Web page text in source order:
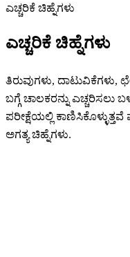
ಎಚ್ಚರಿಕೆ ಚಿಹ್ನೆಗಳು
ಎಚ್ಚರಿಕೆ ಚಿಹ್ನೆಗಳು
ತಿರುವುಗಳು, ದಾಟುವಿಕೆಗಳು,
ಬಗ್ಗೆ ಚಾಲಕರನ್ನು ಎಚ್ಚರಿಸಲು
ಪರೀಕ್ಷೆಯಲ್ಲಿ
ಅಗತ್ಯ ಚಿಹ್ನೆಗಳು.